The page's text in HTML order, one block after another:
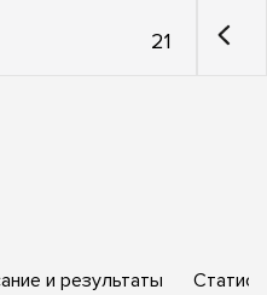
21
и результаты